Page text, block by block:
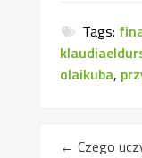
Tags:
olaikuba,
← Czego